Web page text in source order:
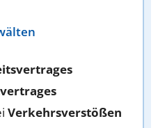
Verkehrsverstößen